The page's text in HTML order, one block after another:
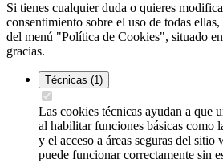
Si tienes cualquier duda o quieres
consentimiento sobre el uso de todas
del menú "Política de Cookies", situado
gracias.
Técnicas (1)
Las cookies técnicas ayudan a que
al habilitar funciones básicas como
y el acceso a áreas seguras del
puede funcionar correctamente sin